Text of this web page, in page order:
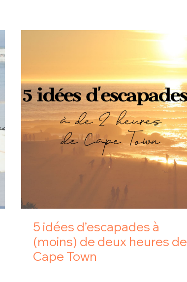
5 idées d’escapades à
(moins) de deux heures de
Cape Town